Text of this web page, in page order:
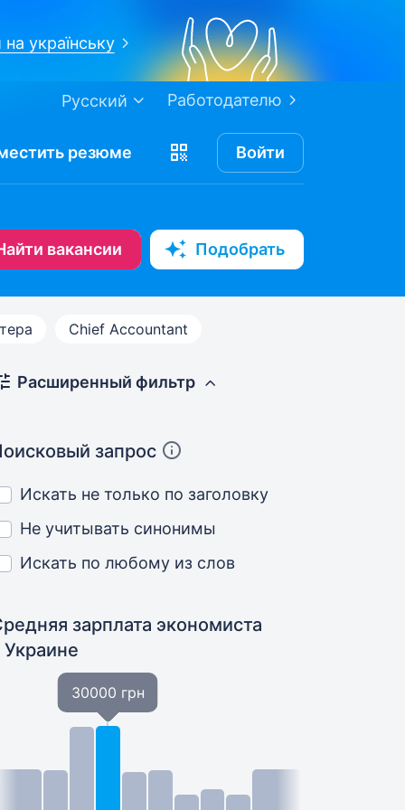
українську
Работодателю
Русский
резюме Войти
вакансии Подобрать
Chief Accountant
Расширенный фильтр
запрос
Искать не только по заголовку
Не учитывать синонимы
Искать по любому из слов
зарплата экономиста
Украине
30000 грн